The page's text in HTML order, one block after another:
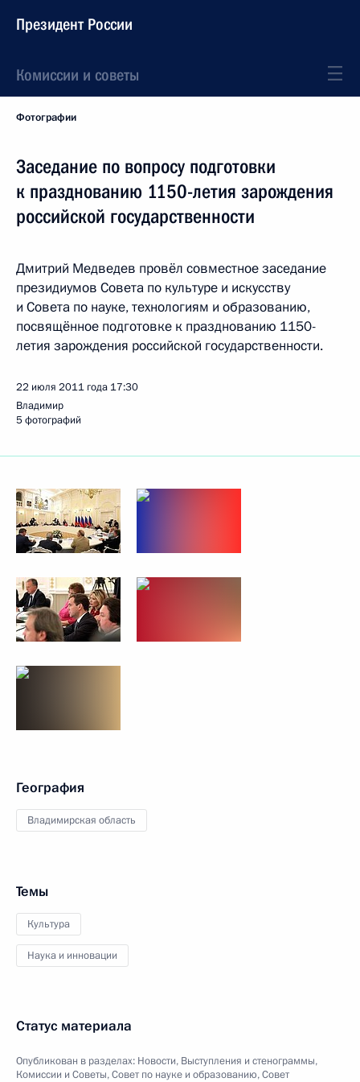
Президент России
Комиссии и советы
Фотографии
Заседание по вопросу подготовки
к празднованию 1150-летия зарождения
российской государственности
Дмитрий Медведев провёл совместное заседание
президиумов Совета по культуре и искусству
и Совета по науке, технологиям и образованию,
посвящённое подготовке к празднованию 1150-
летия зарождения российской государственности.
22 июля 2011 года 17:30
Владимир
5 фотографий
География
Владимирская область
Темы
Культура
Наука и инновации
Статус материала
Опубликован в разделах: Новости, Выступления и стенограммы,
Комиссии и Советы,Совет по науке и образованию,Совет